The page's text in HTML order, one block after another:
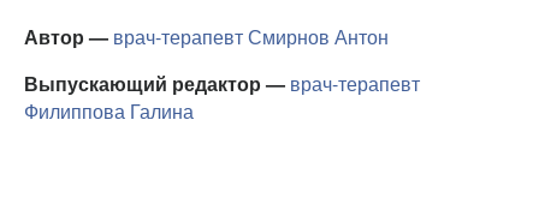
Автор — врач-терапевтСмирнов Антон
Выпускающий редактор — врач-терапевт
Филиппова Галина